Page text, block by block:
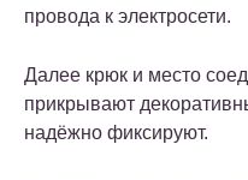
провода к электросети.
Далее крюк и место
прикрывают
надёжно фиксируют.